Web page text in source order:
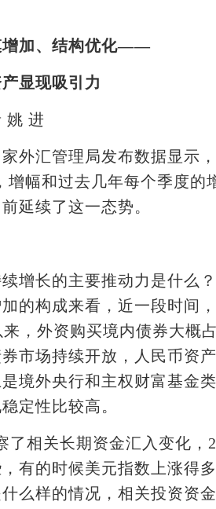
增加、结构优化——
显现吸引力
进
汇管理局发布数据显示，
增幅和过去几年每个季度
延续了这一态势。
增长的主要推动力是什么
的构成来看，近一段时间
来，外资购买境内债券大概
市场持续开放，人民币资
境外央行和主权财富基金
定性比较高。
相关长期资金汇入变化，
有的时候美元指数上涨得
么样的情况，相关投资资